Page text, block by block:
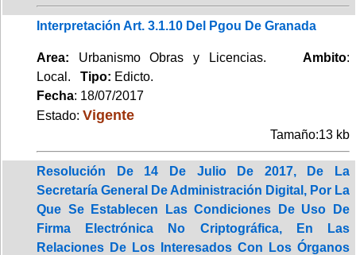
Interpretación Art. 3.1.10 Del Pgou De Granada
Area: Urbanismo Obras y Licencias. Ambito:
Local. Tipo: Edicto.
Fecha: 18/07/2017
Estado: Vigente
Tamaño:13 kb
Resolución De 14 De Julio De 2017, De La
Secretaría General De Administración Digital, Por La
Que Se Establecen Las Condiciones De Uso De
Firma Electrónica No Criptográfica, En Las
Relaciones De Los Interesados Con Los Órganos